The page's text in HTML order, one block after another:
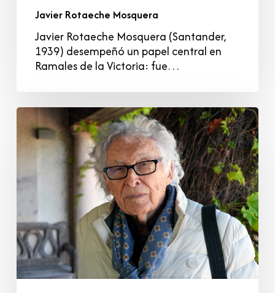
Javier Rotaeche Mosquera
Javier Rotaeche Mosquera (Santander,
1939) desempeñó un papel central en
Ramales de la Victoria: fue…
Agustín
Celis
Gutiérrez